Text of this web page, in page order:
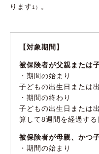
ります 1） 。
【対象期間】
被保険者が父親または
・期間の始まり
子どもの出生日または
・期間の終わり
子どもの出生日または
算して8週間を経過する
被保険者が母親、かつ
・期間の始まり